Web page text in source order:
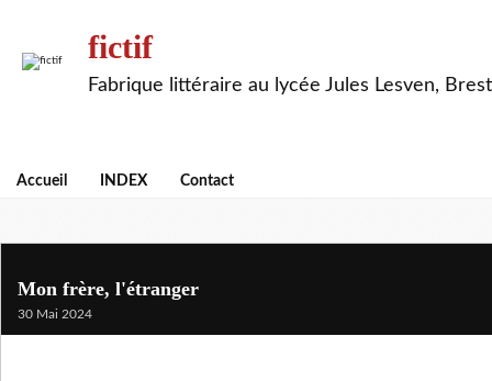
fictif
Fabrique littéraire au lycée Jules Lesven, Brest
Accueil INDEX Contact
Mon frère, l'étranger
30 Mai 2024